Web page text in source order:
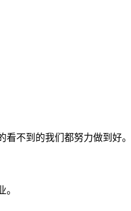
不到的我们都努力做到好。